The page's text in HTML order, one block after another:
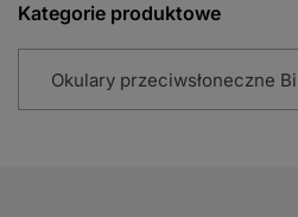
Kategorie produktowe
Okulary przeciwsłoneczne